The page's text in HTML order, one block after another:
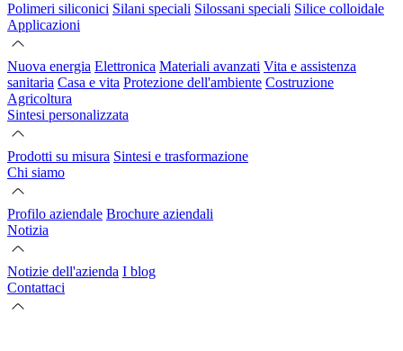
Polimeri siliconici Silani speciali Silossani speciali Silice colloidale
Applicazioni
Nuova energia Elettronica Materiali avanzati Vita e assistenza
sanitaria Casa e vita Protezione dell'ambiente Costruzione
Agricoltura
Sintesi personalizzata
Prodotti su misura Sintesi e trasformazione
Chi siamo
Profilo aziendale Brochure aziendali
Notizia
Notizie dell'azienda I blog
Contattaci